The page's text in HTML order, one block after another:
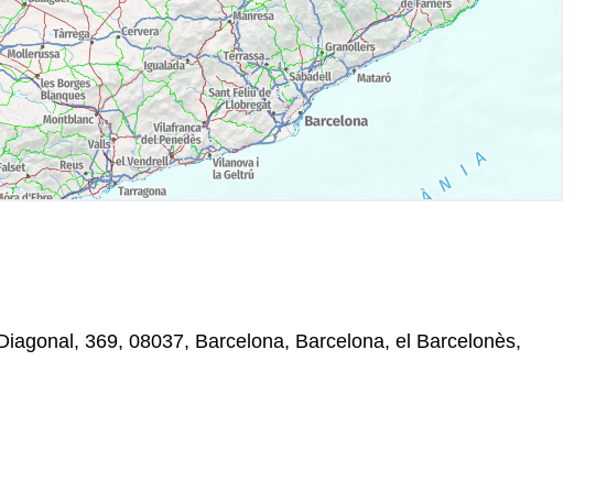
369, 08037, Barcelona, Barcelona, el Barcelonès,